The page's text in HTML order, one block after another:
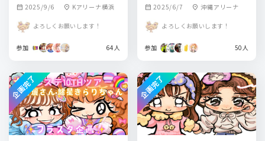
calendar_month 2025/9/6 location_on Kアリーナ横浜
よろしくお願いします！
参加 64人
calendar_month 2025/6/7 location_on 沖縄アリーナ
よろしくお願いします！
参加 50人
企画完了 企画完了